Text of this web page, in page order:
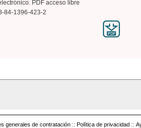
PDF acceso libre
84-1396-423-2
generales de contratación :: Política de privacidad ::